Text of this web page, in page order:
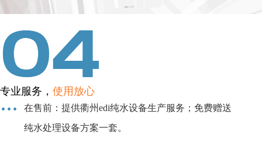
专业服务， 使用放心
在售前：提供衢州edi纯水设备生产服务；免费赠送
纯水处理设备方案一套。